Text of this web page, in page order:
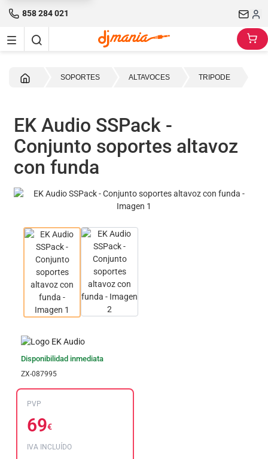
858 284 021
SOPORTES ALTAVOCES TRIPODE
EK Audio SSPack -
Conjunto soportes altavoz
con funda
Disponibilidad inmediata
ZX-087995
PVP
69€
IVA INCLUÍDO